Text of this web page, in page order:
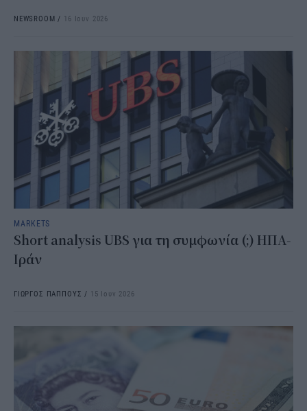
NEWSROOM / 16 Ιουν 2026
MARKETS
Short analysis UBS για τη συμφωνία (;) ΗΠΑ-
Ιράν
ΓΙΩΡΓΟΣ ΠΑΠΠΟΥΣ / 15 Ιουν 2026